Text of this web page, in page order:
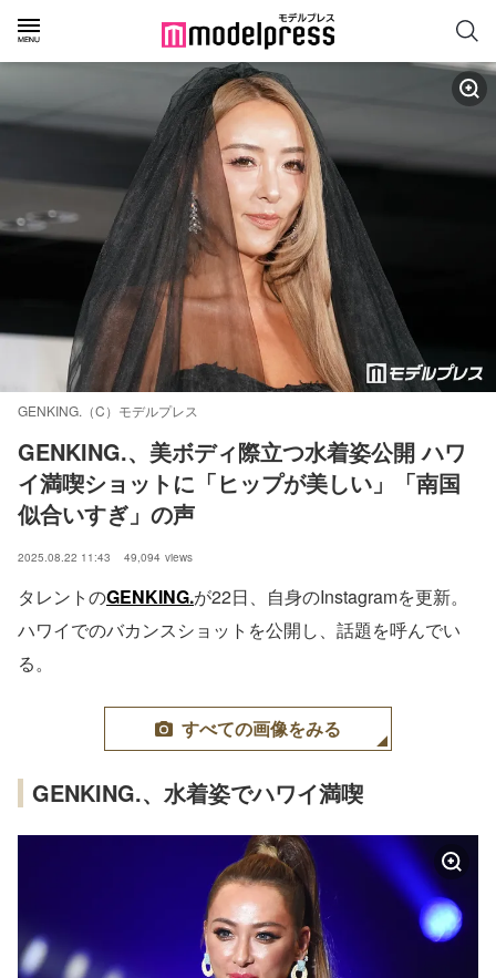
GENKING.（C）モデルプレス
GENKING.、美ボディ際立つ水着姿公開 ハワ
イ満喫ショットに「ヒップが美しい」「南国
似合いすぎ」の声
2025.08.22 11:43 49,094 views
タレントのGENKING.が22日、自身のInstagramを更新。
ハワイでのバカンスショットを公開し、話題を呼んでい
る。
すべての画像をみる
GENKING.、水着姿でハワイ満喫